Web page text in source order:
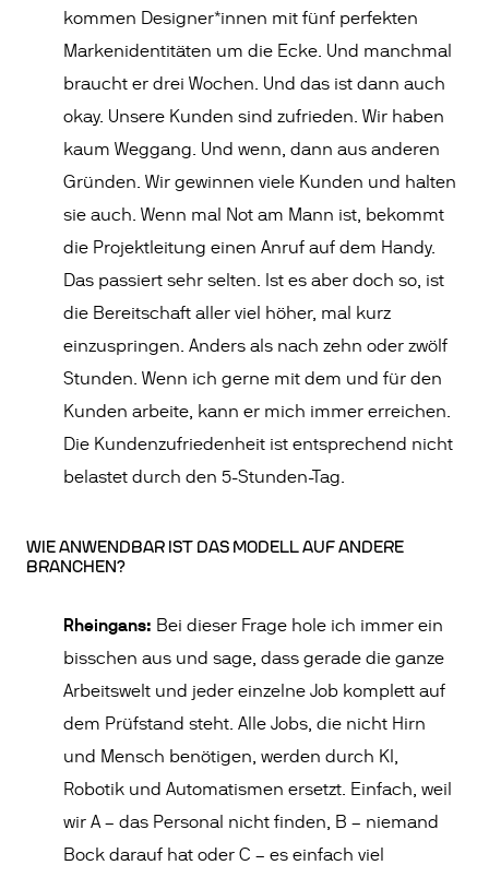
kommen Designer*innen mit fünf perfekten
Markenidentitäten um die Ecke. Und manchmal
braucht er drei Wochen. Und das ist dann auch
okay. Unsere Kunden sind zufrieden. Wir haben
kaum Weggang. Und wenn, dann aus anderen
Gründen. Wir gewinnen viele Kunden und halten
sie auch. Wenn mal Not am Mann ist, bekommt
die Projektleitung einen Anruf auf dem Handy.
Das passiert sehr selten. Ist es aber doch so, ist
die Bereitschaft aller viel höher, mal kurz
einzuspringen. Anders als nach zehn oder zwölf
Stunden. Wenn ich gerne mit dem und für den
Kunden arbeite, kann er mich immer erreichen.
Die Kundenzufriedenheit ist entsprechend nicht
belastet durch den 5-Stunden-Tag.
WIE ANWENDBAR IST DAS MODELL AUF ANDERE
BRANCHEN?
Rheingans: Bei dieser Frage hole ich immer ein
bisschen aus und sage, dass gerade die ganze
Arbeitswelt und jeder einzelne Job komplett auf
dem Prüfstand steht. Alle Jobs, die nicht Hirn
und Mensch benötigen, werden durch KI,
Robotik und Automatismen ersetzt. Einfach, weil
wir A – das Personal nicht finden, B – niemand
Bock darauf hat oder C – es einfach viel